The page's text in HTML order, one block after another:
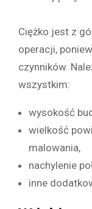
Ciężko jest z
operacji,
czynników.
wszystkim:
wysokość
wielkość
malowania,
nachylenie
inne